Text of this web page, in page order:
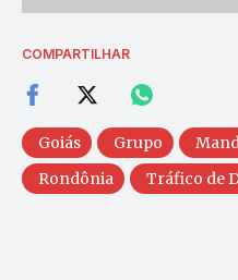
COMPARTILHAR
Goiás Grupo
Rondônia
Tráfico de